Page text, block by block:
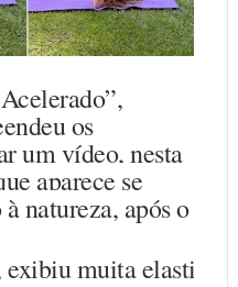
os
um vídeo, nesta
aparece se
natureza, após o
muita